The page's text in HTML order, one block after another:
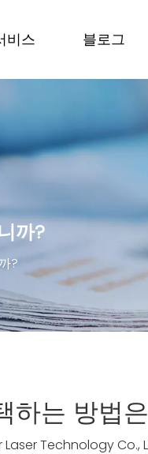
비스 블로그
까?
?
하는 방법
Laser Technology Co.,